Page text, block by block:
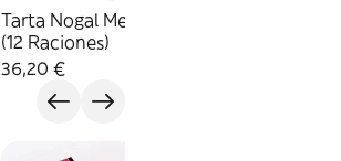
Tarta Nogal Mediana
(12 Raciones)
36,20 €